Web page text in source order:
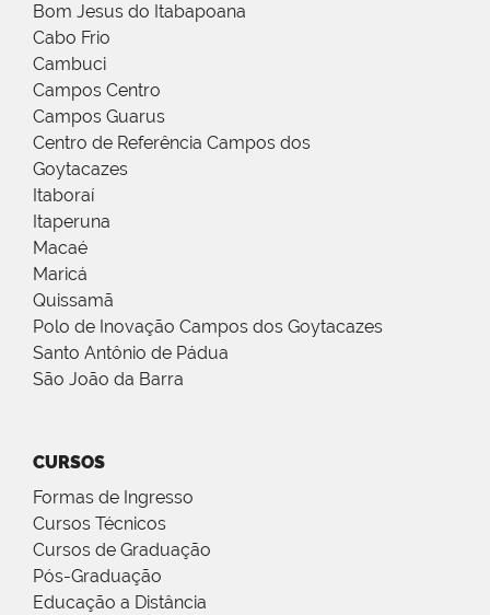
Bom Jesus do Itabapoana
Cabo Frio
Cambuci
Campos Centro
Campos Guarus
Centro de Referência Campos dos
Goytacazes
Itaboraí
Itaperuna
Macaé
Maricá
Quissamã
Polo de Inovação Campos dos Goytacazes
Santo Antônio de Pádua
São João da Barra
CURSOS
Formas de Ingresso
Cursos Técnicos
Cursos de Graduação
Pós-Graduação
Educação a Distância